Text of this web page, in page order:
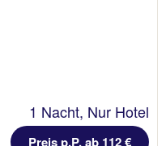
1 Nacht, Nur Hotel
Preis p.P. ab 112 €